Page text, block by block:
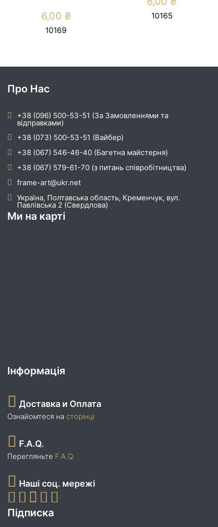
6,00 ₴
10169
10165
Про Нас
+38 (096) 500-53-51 (За Замовленнями та
відправками)
+38 (073) 500-53-51 (Вайбер)
+38 (067) 546-46-40 (Багетна майстерня)
+38 (067) 579-61-70 (з питань співробітництва)
frame-art@ukr.net
Україна, Полтавська область, Кременчук, вул.
Павлівська 2 (Свердлова)
Ми на карті
Інформація
Доставка и Оплата
Ознайомтеся на сторінці
F.A.Q.
Перегляньте F.A.Q.
Наші соц. мережі
Підписка